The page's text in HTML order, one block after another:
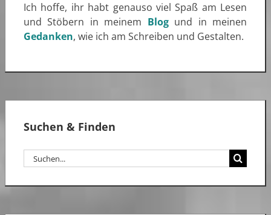
Ich hoffe, ihr habt genauso viel Spaß am Lesen
und Stöbern in meinem Blog und in meinen
Gedanken, wie ich am Schreiben und Gestalten.
Suchen & Finden
Suche
nach: